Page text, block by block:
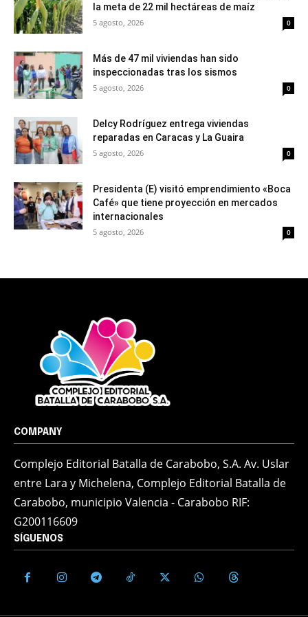
la meta de 22 mil hectáreas de maíz
5 agosto, 2026 0
Más de 47 mil viviendas han sido
inspeccionadas tras los sismos
5 agosto, 2026 0
Delcy Rodríguez entrega viviendas
reparadas en Caracas y La Guaira
5 agosto, 2026 0
Presidenta (E) visitó emprendimiento «Boca
Café» que tiene proyección en mercados
internacionales
5 agosto, 2026 0
COMPANY
Complejo Editorial Batalla de Carabobo, S.A. Av. Uslar
entre Lara y Michelena, Complejo Editorial Batalla de
Carabobo, municipio Valencia - Carabobo RIF:
G200116609
SÍGUENOS